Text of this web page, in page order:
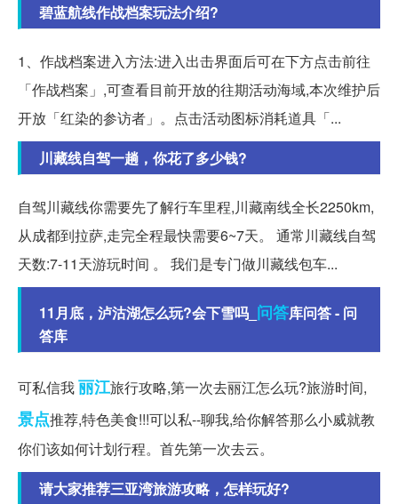
碧蓝航线作战档案玩法介绍?
1、作战档案进入方法:进入出击界面后可在下方点击前往
「作战档案」,可查看目前开放的往期活动海域,本次维护后
开放「红染的参访者」。点击活动图标消耗道具「...
川藏线自驾一趟，你花了多少钱?
自驾川藏线你需要先了解行车里程,川藏南线全长2250km,
从成都到拉萨,走完全程最快需要6~7天。 通常川藏线自驾
天数:7-11天游玩时间 。 我们是专门做川藏线包车...
11月底，泸沽湖怎么玩?会下雪吗_ 问答库问答 - 问
答库
可私信我丽江旅行攻略,第一次去丽江怎么玩?旅游时间,
景点推荐,特色美食!!!可以私--聊我,给你解答那么小威就教
你们该如何计划行程。首先第一次去云。
请大家推荐三亚湾旅游攻略，怎样玩好?